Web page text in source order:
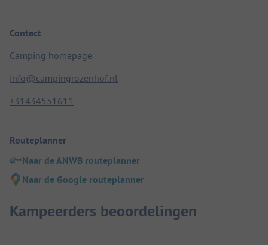
Contact
Camping homepage
info@campingrozenhof.nl
+31434551611
Routeplanner
Naar de ANWB routeplanner
Naar de Google routeplanner
Kampeerders beoordelingen